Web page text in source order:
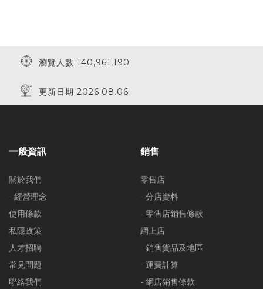
瀏覽人數 140,961,190
更新日期 2026.08.06
一般資訊
關於我們
- 經營理念
使用條款
私隱政策
人才招聘
常見問題
聯絡我們
銷售
零售店
- 分店資料
- 零售店銷售條款
網上店
- 銷售貨品及地區
- 運費計算
- 網店銷售條款